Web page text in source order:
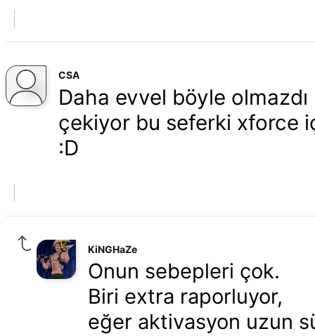
CSA
Daha evvel böyle
çekiyor bu seferki xforce
:D
KiNGHaZe
Onun sebepleri çok.
Biri extra raporluyor,
eğer aktivasyon uzun